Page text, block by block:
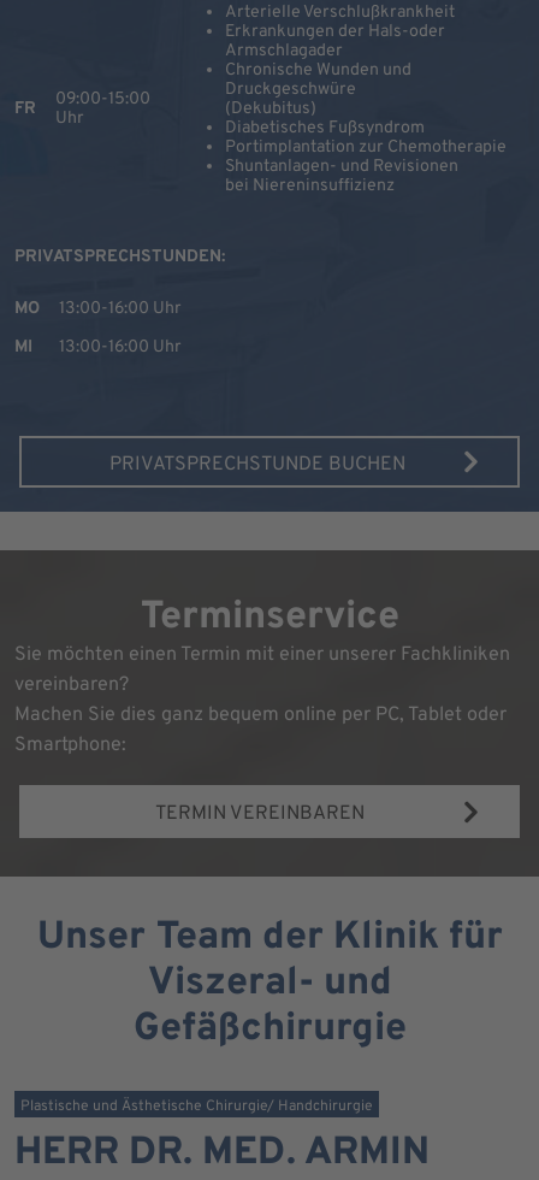
FR
09:00-15:00
Uhr
Arterielle Verschlußkrankheit
Erkrankungen der Hals-oder
Armschlagader
Chronische Wunden und
Druckgeschwüre
(Dekubitus)
Diabetisches Fußsyndrom
Portimplantation zur Chemotherapie
Shuntanlagen- und Revisionen
bei Niereninsuffizienz
PRIVATSPRECHSTUNDEN:
MO
13:00-16:00 Uhr
MI
13:00-16:00 Uhr
PRIVATSPRECHSTUNDE BUCHEN
Terminservice
Sie möchten einen Termin mit einer unserer Fachkliniken
vereinbaren?
Machen Sie dies ganz bequem online per PC, Tablet oder
Smartphone:
TERMIN VEREINBAREN
Unser Team der Klinik für
Viszeral- und
Gefäßchirurgie
Plastische und Ästhetische Chirurgie/ Handchirurgie
HERR DR. MED. ARMIN